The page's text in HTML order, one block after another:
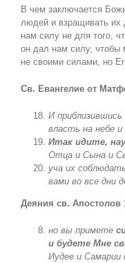
В чем заключается
людей и взращивать их
нам силу не для того,
он дал нам силу, чтобы
не своими силами, но
Св. Евангелие от
И приблизившись
власть на небе и
Итак идите,
Отца и Сына и
уча их
вами во все дни
Деяния св. Апостолов
но вы примете
и будете Мне
Иудее и Самарии